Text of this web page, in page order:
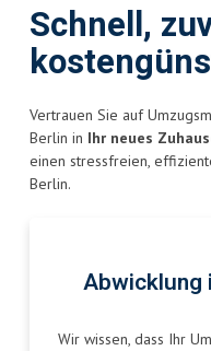
Schnell,
Vertrauen Sie auf
Berlin in Ihr neues
einen stressfreien,
Berlin.
Abwicklung
Wir wissen, dass Ihr